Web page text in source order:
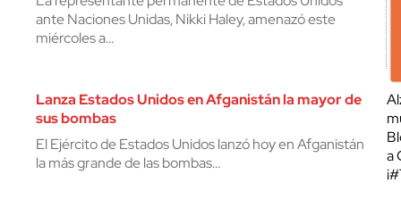
ante Naciones Unidas, Nikki Haley, amenazó este
miércoles a…
Lanza Estados Unidos en Afganistán la mayor de
sus bombas
El Ejército de Estados Unidos lanzó hoy en Afganistán
la más grande de las bombas…
a